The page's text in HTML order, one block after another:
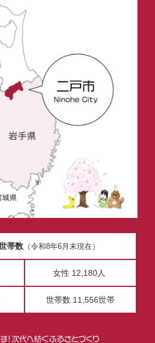
帯数（令和8年6月末現在）
女性 12,180人
世帯数 11,556世帯